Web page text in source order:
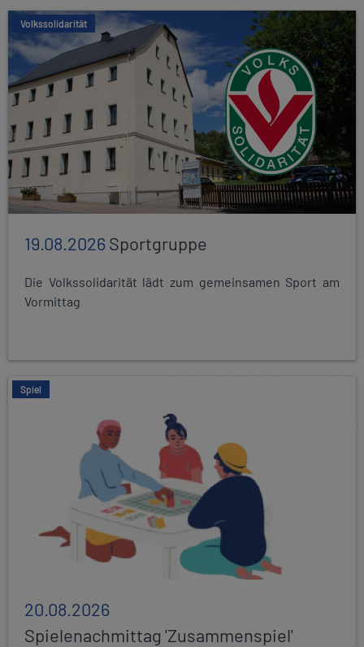
Volkssolidarität
19.08.2026Sportgruppe
Die Volkssolidarität lädt zum gemeinsamen Sport am
Vormittag
Spiel
20.08.2026
Spielenachmittag 'Zusammenspiel'